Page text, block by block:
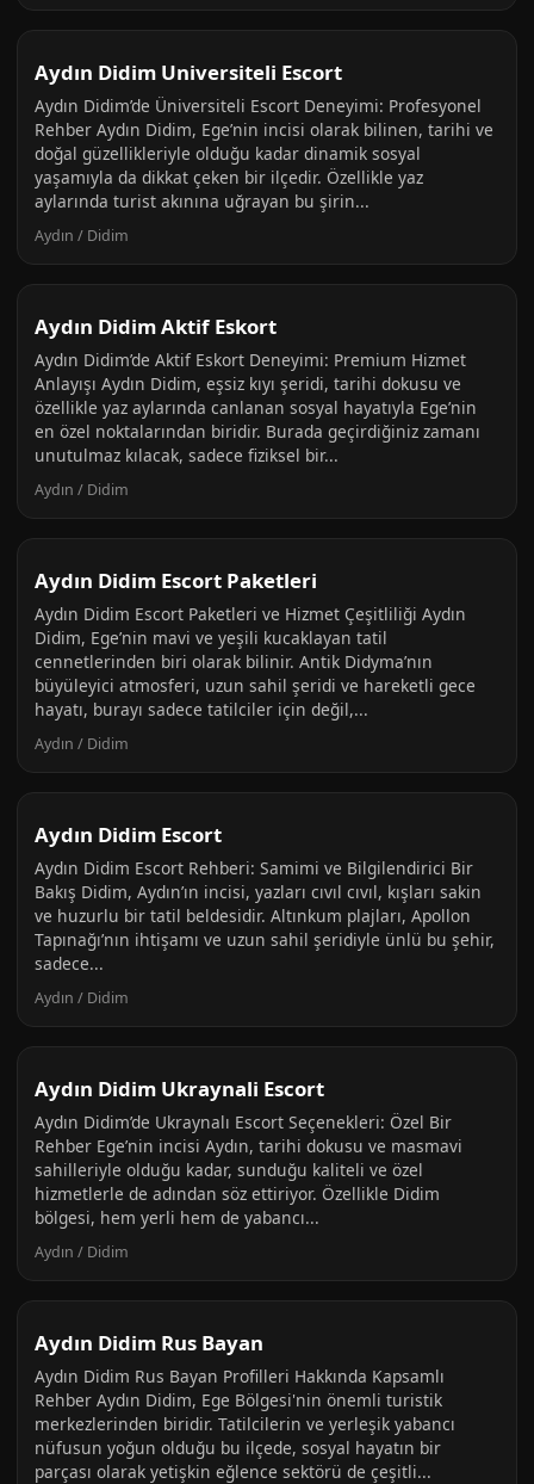
Aydın Didim Universiteli Escort
Aydın Didim’de Üniversiteli Escort Deneyimi: Profesyonel
Rehber Aydın Didim, Ege’nin incisi olarak bilinen, tarihi ve
doğal güzellikleriyle olduğu kadar dinamik sosyal
yaşamıyla da dikkat çeken bir ilçedir. Özellikle yaz
aylarında turist akınına uğrayan bu şirin...
Aydın / Didim
Aydın Didim Aktif Eskort
Aydın Didim’de Aktif Eskort Deneyimi: Premium Hizmet
Anlayışı Aydın Didim, eşsiz kıyı şeridi, tarihi dokusu ve
özellikle yaz aylarında canlanan sosyal hayatıyla Ege’nin
en özel noktalarından biridir. Burada geçirdiğiniz zamanı
unutulmaz kılacak, sadece fiziksel bir...
Aydın / Didim
Aydın Didim Escort Paketleri
Aydın Didim Escort Paketleri ve Hizmet Çeşitliliği Aydın
Didim, Ege’nin mavi ve yeşili kucaklayan tatil
cennetlerinden biri olarak bilinir. Antik Didyma’nın
büyüleyici atmosferi, uzun sahil şeridi ve hareketli gece
hayatı, burayı sadece tatilciler için değil,...
Aydın / Didim
Aydın Didim Escort
Aydın Didim Escort Rehberi: Samimi ve Bilgilendirici Bir
Bakış Didim, Aydın’ın incisi, yazları cıvıl cıvıl, kışları sakin
ve huzurlu bir tatil beldesidir. Altınkum plajları, Apollon
Tapınağı’nın ihtişamı ve uzun sahil şeridiyle ünlü bu şehir,
sadece...
Aydın / Didim
Aydın Didim Ukraynali Escort
Aydın Didim’de Ukraynalı Escort Seçenekleri: Özel Bir
Rehber Ege’nin incisi Aydın, tarihi dokusu ve masmavi
sahilleriyle olduğu kadar, sunduğu kaliteli ve özel
hizmetlerle de adından söz ettiriyor. Özellikle Didim
bölgesi, hem yerli hem de yabancı...
Aydın / Didim
Aydın Didim Rus Bayan
Aydın Didim Rus Bayan Profilleri Hakkında Kapsamlı
Rehber Aydın Didim, Ege Bölgesi'nin önemli turistik
merkezlerinden biridir. Tatilcilerin ve yerleşik yabancı
nüfusun yoğun olduğu bu ilçede, sosyal hayatın bir
parçası olarak yetişkin eğlence sektörü de çeşitli...